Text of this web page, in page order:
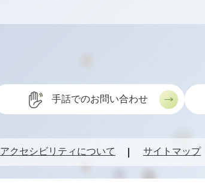
手話でのお問い合わせ
アクセシビリティについて サイトマップ